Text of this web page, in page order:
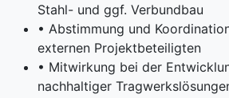
Stahl- und ggf. Verbundbau
• Abstimmung und
externen Projektbeteiligten
• Mitwirkung bei der
nachhaltiger